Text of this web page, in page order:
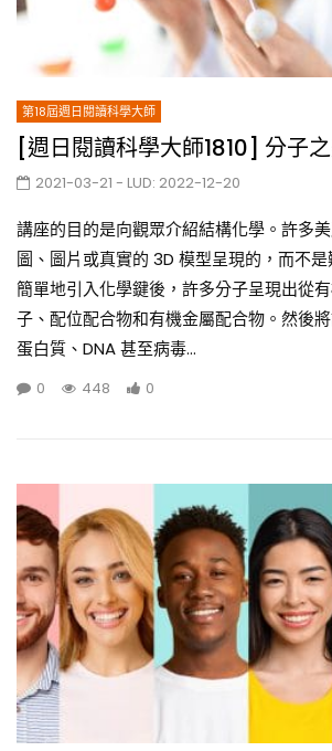
第18屆週日閱讀科學大師
[週日閱讀科學大師1810] 分子
2021-03-21 - LUD: 2022-12-20
講座的目的是向觀眾介紹結構化學。許多
圖、圖片或真實的 3D 模型呈現的，而不是
簡單地引入化學鍵後，許多分子呈現出從
子、配位配合物和有機金屬配合物。然後
蛋白質、DNA 甚至病毒...
0 448 0